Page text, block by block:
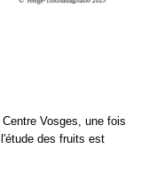
Vosges, une fois
des fruits est